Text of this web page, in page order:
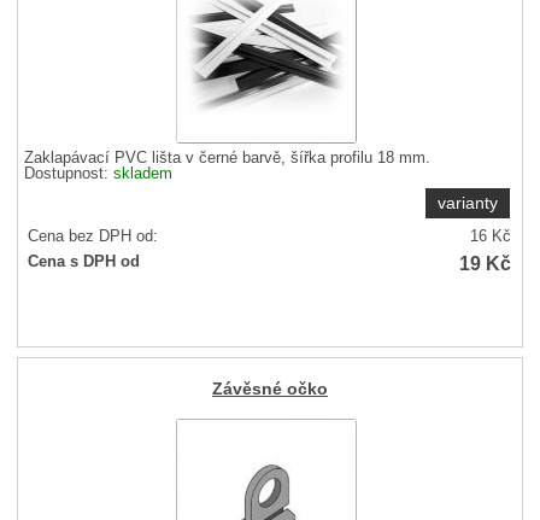
Zaklapávací PVC lišta v černé barvě, šířka profilu 18 mm.
Dostupnost:skladem
varianty
Cena bez DPH od: 16 Kč
Cena s DPH od
19 Kč
Závěsné očko